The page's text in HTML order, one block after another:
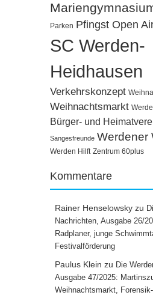
Parken Pfingst Open
SC Werden-
Heidhausen
Verkehrskonzept
Weihnachtsmarkt
Bürger- und
Sangesfreunde Werdener
Werden Hilft Zentrum 60plus
Kommentare
Rainer Henselowsky zu
Nachrichten, Ausgabe 26/
Radplaner, junge
Festivalförderung
Paulus Klein zu Die
Ausgabe 47/2025:
Weihnachtsmarkt,